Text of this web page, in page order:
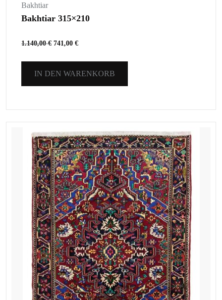
Bakhtiar
Bakhtiar 315×210
1.140,00€ 741,00 €
IN DEN WARENKORB